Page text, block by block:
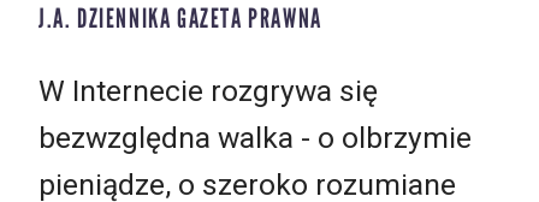
J.A. DZIENNIKA GAZETA PRAWNA
W Internecie rozgrywa się
bezwzględna walka - o olbrzymie
pieniądze, o szeroko rozumiane